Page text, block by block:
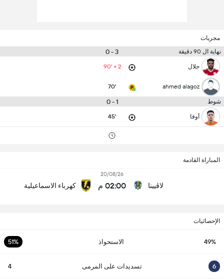
مجريات
نهاية ال 90 دقيقة
3 - 0
جلال 90' + 2
ahmed alagoz
70'
شوط 1 - 0
أوفا 45'
المباراة القادمة
لاڤيينا
20/08/26
02:00 م كهرباء الاسماعيلية
الإحصائيات
49% الاستحواذ 51%
6 تسديدات على المرمى 4